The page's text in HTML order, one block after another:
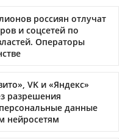
россиян отлучат
и соцсетей по
Операторы
VK и «Яндекс»
разрешения
данные
нейросетям